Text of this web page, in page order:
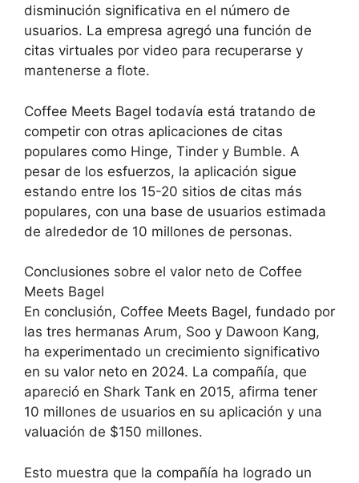
disminución significativa en el número de
usuarios. La empresa agregó una función de
citas virtuales por video para recuperarse y
mantenerse a flote.
Coffee Meets Bagel todavía está tratando de
competir con otras aplicaciones de citas
populares como Hinge, Tinder y Bumble. A
pesar de los esfuerzos, la aplicación sigue
estando entre los 15-20 sitios de citas más
populares, con una base de usuarios estimada
de alrededor de 10 millones de personas.
Conclusiones sobre el valor neto de Coffee
Meets Bagel
En conclusión, Coffee Meets Bagel, fundado por
las tres hermanas Arum, Soo y Dawoon Kang,
ha experimentado un crecimiento significativo
en su valor neto en 2024. La compañía, que
apareció en Shark Tank en 2015, afirma tener
10 millones de usuarios en su aplicación y una
valuación de $150 millones.
Esto muestra que la compañía ha logrado un